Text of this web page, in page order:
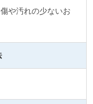
や汚れの少ないお